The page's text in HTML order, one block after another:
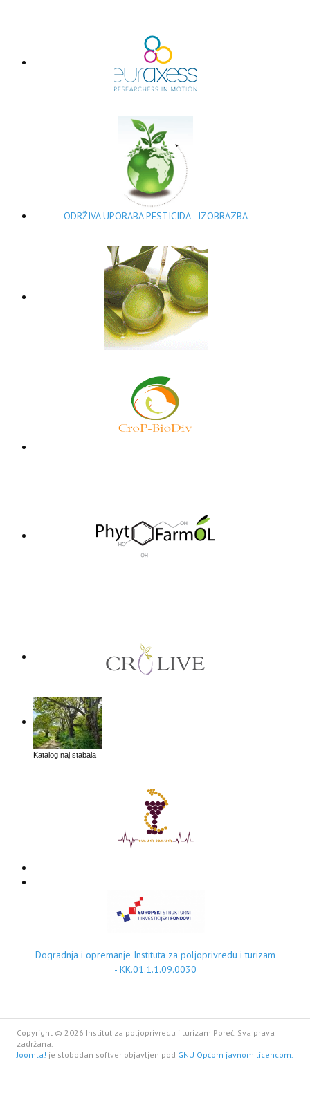
ODRŽIVA UPORABA PESTICIDA - IZOBRAZBA
Katalog naj stabala
Dogradnja i opremanje Instituta za poljoprivredu i turizam
- KK.01.1.1.09.0030
Copyright © 2026 Institut za poljoprivredu i turizam Poreč. Sva prava
zadržana.
Joomla! je slobodan softver objavljen pod GNU Općom javnom licencom.